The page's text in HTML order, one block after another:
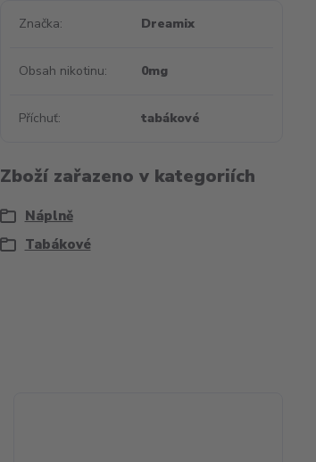
Značka Dreamix
Obsah nikotinu 0mg
Příchuť tabákové
Zboží zařazeno v kategoriích
Náplně
Tabákové